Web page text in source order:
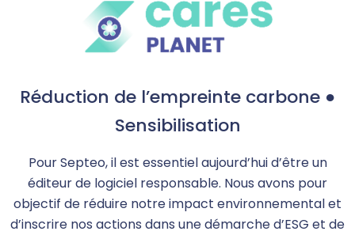
Réduction de l’empreinte carbone ●
Sensibilisation
Pour Septeo, il est essentiel aujourd’hui d’être un
éditeur de logiciel responsable. Nous avons pour
objectif de réduire notre impact environnemental et
d’inscrire nos actions dans une démarche d’ESG et de